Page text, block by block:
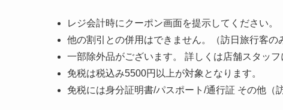
レジ会計時にクーポン画面を提示してください。
他の割引との併用はできません。（訪日旅行客の
一部除外品がございます。 詳しくは店舗スタッフ
免税は税込み5500円以上が対象となります。
免税には身分証明書/パスポート/通行証 その他